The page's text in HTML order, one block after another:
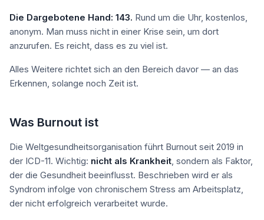
Die Dargebotene Hand: 143. Rund um die Uhr, kostenlos,
anonym. Man muss nicht in einer Krise sein, um dort
anzurufen. Es reicht, dass es zu viel ist.
Alles Weitere richtet sich an den Bereich davor — an das
Erkennen, solange noch Zeit ist.
Was Burnout ist
Die Weltgesundheitsorganisation führt Burnout seit 2019 in
der ICD-11. Wichtig: nicht als Krankheit, sondern als Faktor,
der die Gesundheit beeinflusst. Beschrieben wird er als
Syndrom infolge von chronischem Stress am Arbeitsplatz,
der nicht erfolgreich verarbeitet wurde.